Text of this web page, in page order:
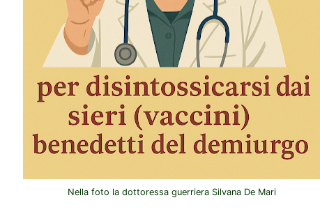
Nella foto la dottoressa guerriera Silvana De Mari